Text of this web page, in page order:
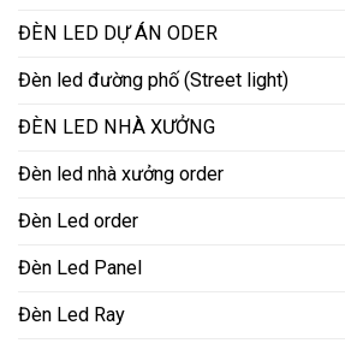
ĐÈN LED DỰ ÁN ODER
Đèn led đường phố (Street light)
ĐÈN LED NHÀ XƯỞNG
Đèn led nhà xưởng order
Đèn Led order
Đèn Led Panel
Đèn Led Ray